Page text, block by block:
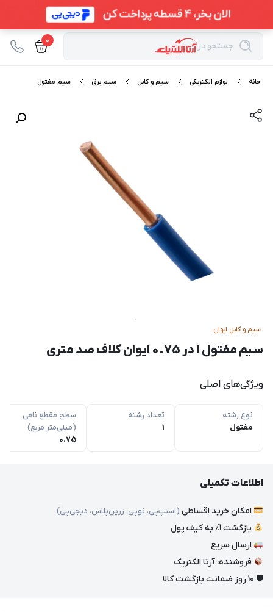
جستجو در 0
خانه لوازم الکتریکی سیم و کابل سیم برق سیم مفتول
سیم و کابل ایوان
سیم مفتول 1 در 0.75 ایوان کلاف صد متری
ویژگی‌های اصلی
نوع رشته
مفتول
تعداد رشته
1
سطح مقطع نامی
(میلی‌متر مربع)
0.75
اطلاعات تکمیلی
امکان خرید اقساطی (اسنپ‌پی، نوپی، زرین‌پلاس، دیجی‌پی)
بازگشت 1٪ به کیف پول
ارسال سریع
فروشنده: آرتا الکتریک
🛡 10 روز ضمانت بازگشت کالا